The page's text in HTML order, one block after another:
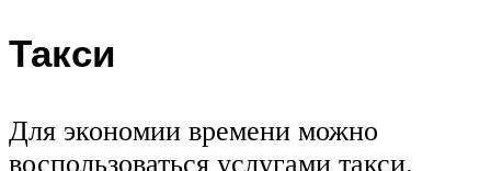
Такси
Для экономии времени можно
воспользоваться услугами такси.